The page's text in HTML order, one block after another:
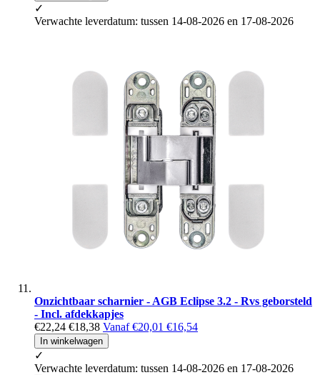
✓
Verwachte leverdatum: tussen 14-08-2026 en 17-08-2026
Onzichtbaar scharnier - AGB Eclipse 3.2 - Rvs geborsteld
- Incl. afdekkapjes
€22,24 €18,38 Vanaf €20,01 €16,54
In winkelwagen
✓
Verwachte leverdatum: tussen 14-08-2026 en 17-08-2026